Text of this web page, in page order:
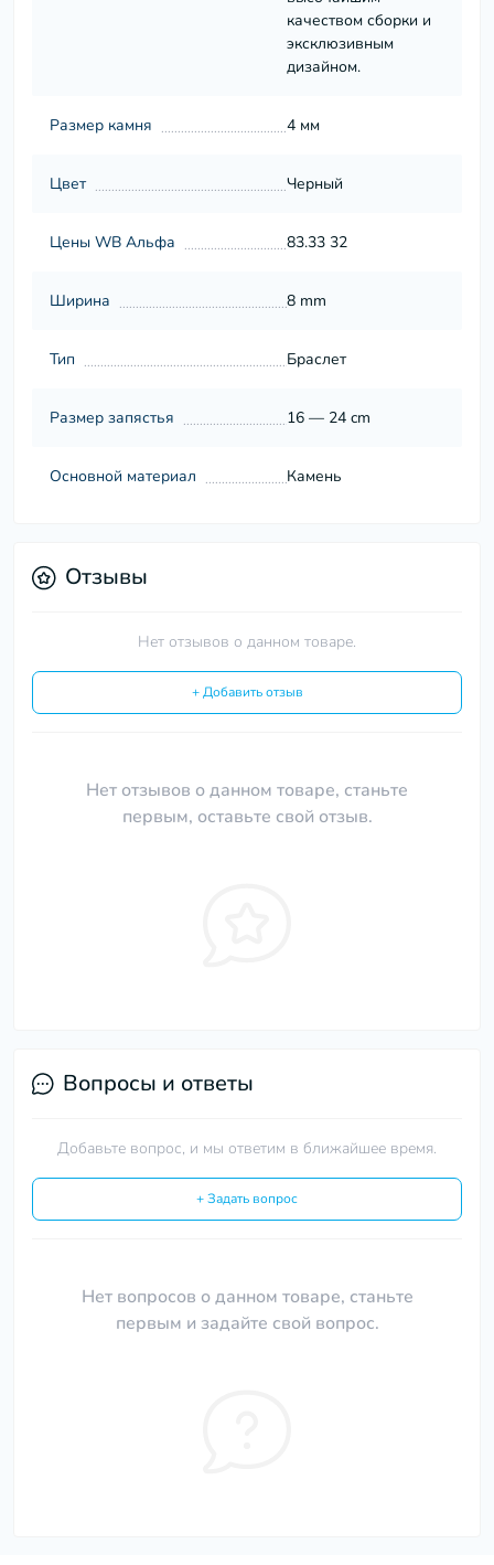
качеством сборки и
эксклюзивным
дизайном.
Размер камня 4 мм
Цвет Черный
Цены WB Альфа 83.33 32
Ширина 8 mm
Тип Браслет
Размер запястья 16 — 24 cm
Основной материал Камень
Отзывы
Нет отзывов о данном товаре.
+ Добавить отзыв
Нет отзывов о данном товаре, станьте
первым, оставьте свой отзыв.
Вопросы и ответы
Добавьте вопрос, и мы ответим в ближайшее время.
+ Задать вопрос
Нет вопросов о данном товаре, станьте
первым и задайте свой вопрос.